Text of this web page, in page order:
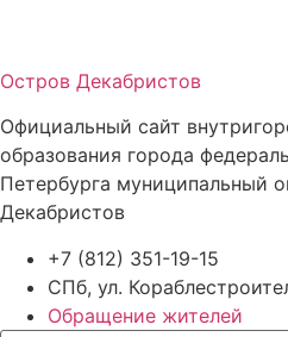
Остров Декабристов
Официальный сайт
образования города
Петербурга муниципальный
Декабристов
+7 (812) 351-19-15
СПб, ул.
Обращение жителей